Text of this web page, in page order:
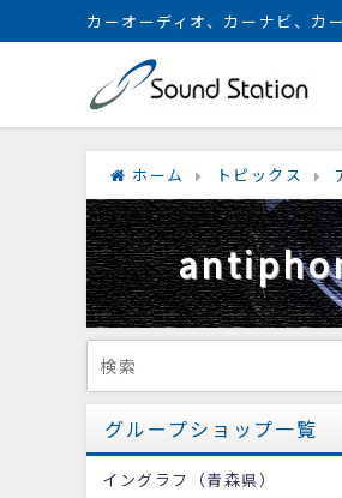
カーオーディオ、カーナビ、カ
ホーム トピックス
グループショップ一覧
イングラフ（青森県）